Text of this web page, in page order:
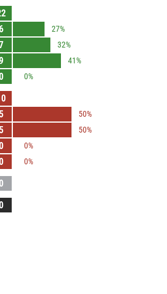
27%
32%
41%
0%
50%
50%
0%
0%
0